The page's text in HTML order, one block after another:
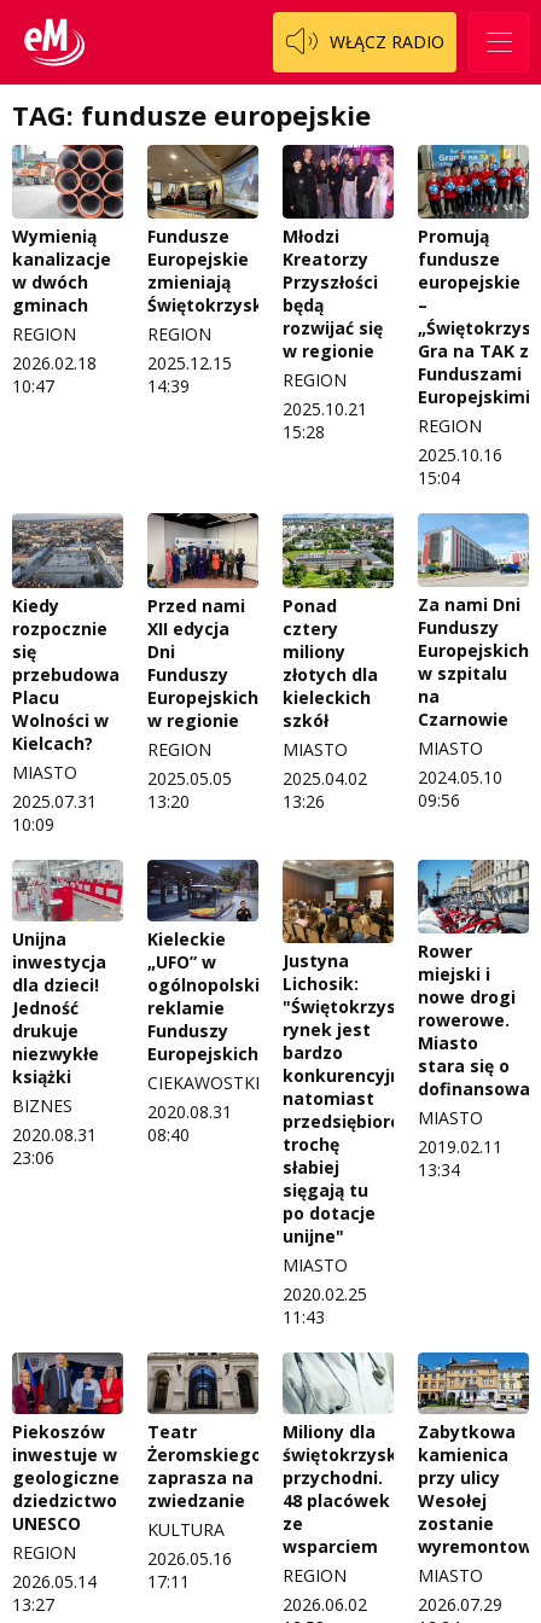
WŁĄCZ RADIO
TAG: fundusze europejskie
Wymienią
kanalizacje
w dwóch
gminach
REGION
2026.02.18
10:47
Fundusze
Europejskie
zmieniają
Świętokrzyskie
REGION
2025.12.15
14:39
Młodzi
Kreatorzy
Przyszłości
będą
rozwijać się
w regionie
REGION
2025.10.21
15:28
Promują
fundusze
europejskie
–
Gra na TAK z
Funduszami
Europejskimi”
REGION
2025.10.16
15:04
Kiedy
rozpocznie
się
przebudowa
Placu
Wolności w
Kielcach?
MIASTO
2025.07.31
10:09
Przed nami
XII edycja
Dni
Funduszy
Europejskich
w regionie
REGION
2025.05.05
13:20
Ponad
cztery
miliony
złotych dla
kieleckich
szkół
MIASTO
2025.04.02
13:26
Za nami Dni
Funduszy
Europejskich
w szpitalu
na
Czarnowie
MIASTO
2024.05.10
09:56
Unijna
inwestycja
dla dzieci!
Jedność
drukuje
niezwykłe
książki
BIZNES
2020.08.31
23:06
Kieleckie
„UFO” w
ogólnopolskiej
reklamie
Funduszy
Europejskich
CIEKAWOSTKI
2020.08.31
08:40
Justyna
Lichosik:
"Świętokrzyski
rynek jest
bardzo
konkurencyjny,
natomiast
przedsiębiorcy
trochę
słabiej
sięgają tu
po dotacje
unijne"
MIASTO
2020.02.25
11:43
Rower
miejski i
nowe drogi
rowerowe.
Miasto
stara się o
MIASTO
2019.02.11
13:34
Piekoszów
inwestuje w
geologiczne
dziedzictwo
UNESCO
REGION
2026.05.14
13:27
Teatr
Żeromskiego
zaprasza na
zwiedzanie
KULTURA
2026.05.16
17:11
Miliony dla
świętokrzyskich
przychodni.
48 placówek
ze
wsparciem
REGION
2026.06.02
Zabytkowa
kamienica
przy ulicy
Wesołej
zostanie
MIASTO
2026.07.29